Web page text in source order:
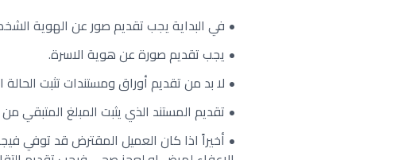
في البداية يجب تقديم صور عن الهوية
يجب تقديم صورة عن هوية الاسرة.
لا بد من تقديم أوراق ومستندات تثبت
تقديم المستند الذي يثبت المبلغ المتبقي
أخيراً اذا كان العميل المقترض قد توفي